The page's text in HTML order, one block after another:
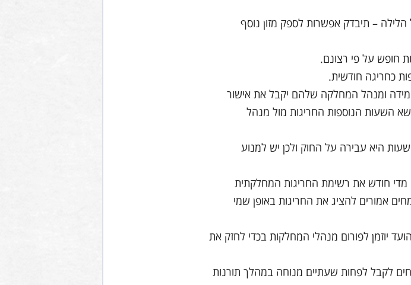
הלילה – תיבדק אפשרות לספק מזון נוסף
ומנהל המחלקה שלהם יקבל את אישור
השעות הנוספות החריגות מול מנהל
5. עבודה מעבר ל- 26 שעות – חריגה של שעות מעבר ל- 26 שעות היא עבירה על החוק ולכן יש למנוע
מדי חודש את רשימת החריגות המחלקתית
אמורים להציג את החריגות באופן שמי
יוזמן לפורום מנהלי המחלקות בכדי לחזק את
לקבל לפחות שעתיים מנוחה במהלך תורנות